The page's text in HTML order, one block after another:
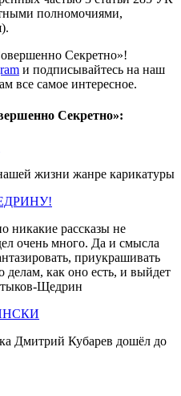
полномочиями,
Секретно»!
и подписывайтесь на наш
все самое интересное.
Секретно»:
жизни жанре карикатуры
никакие рассказы не
очень много. Да и смысла
приукрашивать
как оно есть, и выйдет
Щедрин
Дмитрий Кубарев дошёл до